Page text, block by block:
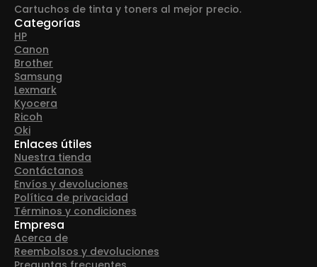
Cartuchos de tinta y toners al mejor precio.
Categorías
HP
Canon
Brother
Samsung
Lexmark
Kyocera
Ricoh
Oki
Enlaces útiles
Nuestra tienda
Contáctanos
Envíos y devoluciones
Política de privacidad
Términos y condiciones
Empresa
Acerca de
Reembolsos y devoluciones